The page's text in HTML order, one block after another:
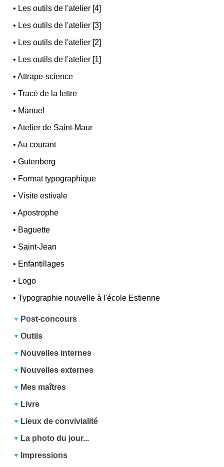
• Les outils de l'atelier [4]
• Les outils de l'atelier [3]
• Les outils de l'atelier [2]
• Les outils de l'atelier [1]
•Attrape-science
•Tracé de la lettre
• Manuel
•Atelier de Saint-Maur
•Au courant
•Gutenberg
• Format typographique
•Visite estivale
•Apostrophe
• Baguette
• Saint-Jean
• Enfantillages
• Logo
•Typographie nouvelle à l'école Estienne
Post-concours
Outils
Nouvelles internes
Nouvelles externes
Mes maîtres
Livre
Lieux de convivialité
La photo du jour...
Impressions